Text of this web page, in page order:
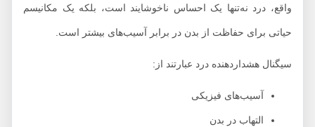
واقع، درد نه‌تنها یک احساس ناخوشایند است، بلکه یک مکانیسم
حیاتی برای حفاظت از بدن در برابر آسیب‌های بیشتر است.
سیگنال هشداردهنده درد عبارتند از:
آسیب‌های فیزیکی
التهاب در بدن